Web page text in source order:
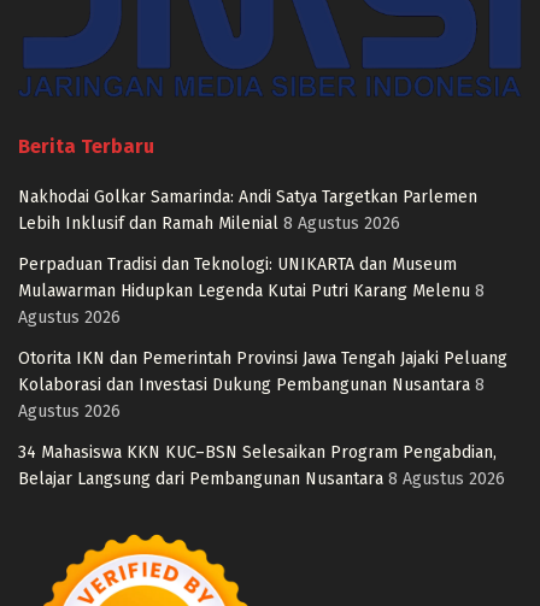
Berita Terbaru
Nakhodai Golkar Samarinda: Andi Satya Targetkan Parlemen
Lebih Inklusif dan Ramah Milenial 8 Agustus 2026
Perpaduan Tradisi dan Teknologi: UNIKARTA dan Museum
Mulawarman Hidupkan Legenda Kutai Putri Karang Melenu 8
Agustus 2026
Otorita IKN dan Pemerintah Provinsi Jawa Tengah Jajaki Peluang
Kolaborasi dan Investasi Dukung Pembangunan Nusantara 8
Agustus 2026
34 Mahasiswa KKN KUC–BSN Selesaikan Program Pengabdian,
Belajar Langsung dari Pembangunan Nusantara 8 Agustus 2026